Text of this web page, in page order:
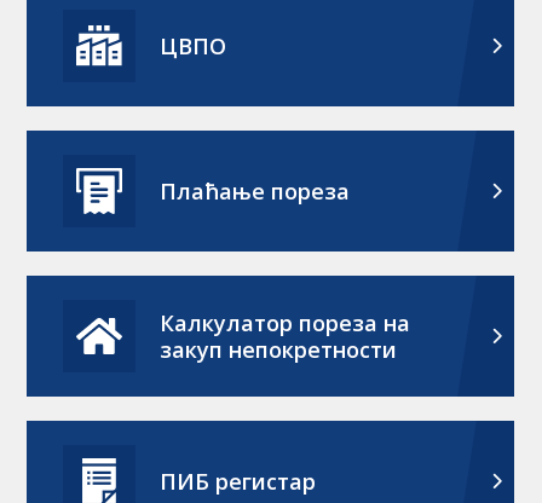
ЦВПО
Плаћање пореза
Калкулатор пореза на
закуп непокретности
ПИБ регистар